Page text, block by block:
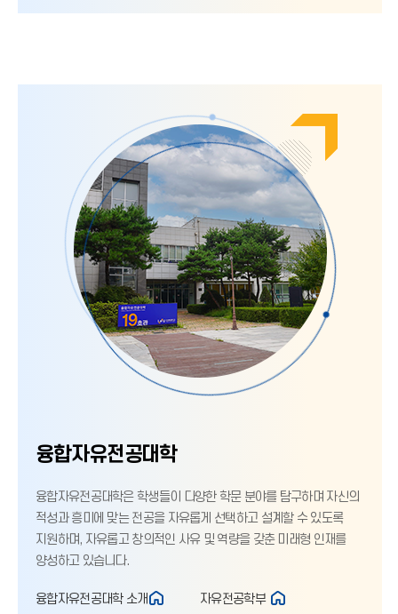
융합자유전공대학
융합자유전공대학은 학생들이 다양한 학문 분야를 탐구하며 자신의
적성과 흥미에 맞는 전공을 자유롭게 선택하고 설계할 수 있도록
지원하며, 자유롭고 창의적인 사유 및 역량을 갖춘 미래형 인재를
양성하고 있습니다.
융합자유전공대학 소개 자유전공학부